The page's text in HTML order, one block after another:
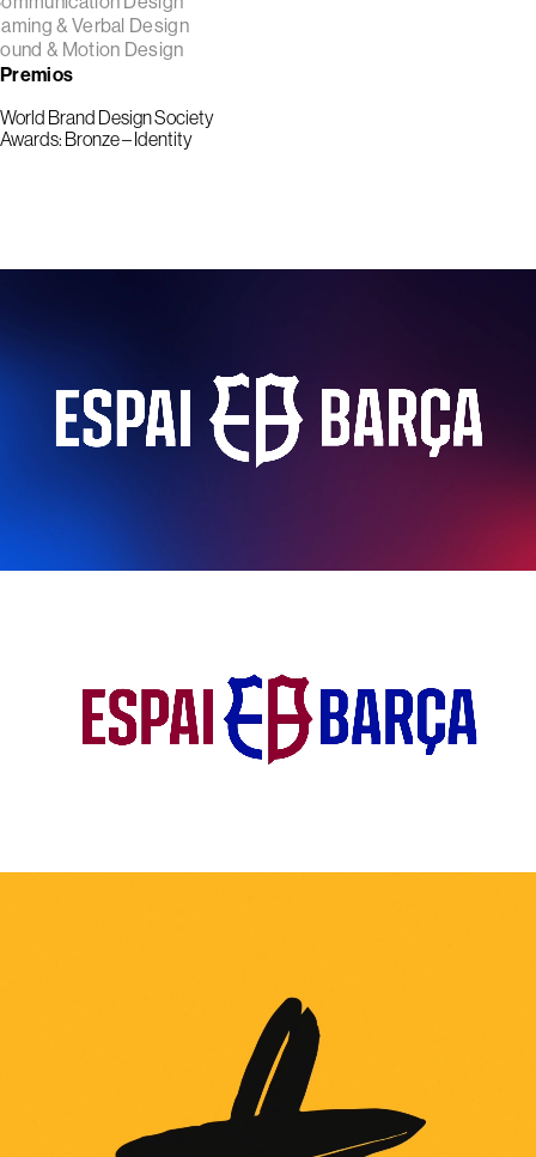
& Verbal Design
& Motion Design
Premios
World Brand Design Society
Awards: Bronze – Identity